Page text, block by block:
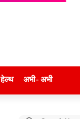
हेल्थ अभी- अभी